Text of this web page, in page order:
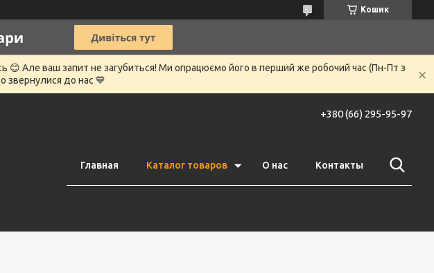
Кошик
😊 Але ваш запит не загубиться! Ми опрацюємо його в перший же робочий час (Пн-Пт з
звернулися до нас 💙
+380 (66) 295-95-97
Главная Каталог товаров О нас Контакты